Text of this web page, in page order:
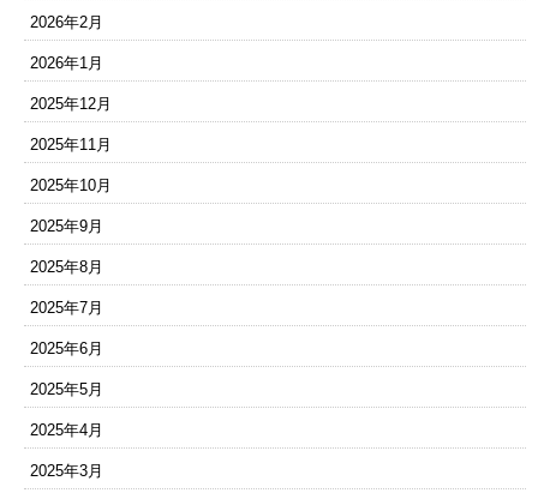
2026年2月
2026年1月
2025年12月
2025年11月
2025年10月
2025年9月
2025年8月
2025年7月
2025年6月
2025年5月
2025年4月
2025年3月